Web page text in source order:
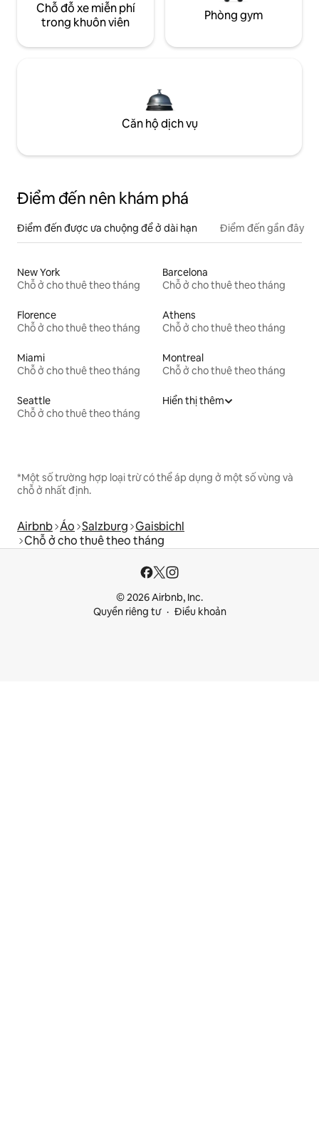
Chỗ đỗ xe miễn phí
trong khuôn viên
Phòng gym
Căn hộ dịch vụ
Điểm đến nên khám phá
Điểm đến được ưa chuộng để ở dài hạn Điểm đến gần đây
New York
Chỗ ở cho thuê theo tháng
Barcelona
Chỗ ở cho thuê theo tháng
Florence
Chỗ ở cho thuê theo tháng
Athens
Chỗ ở cho thuê theo tháng
Miami
Chỗ ở cho thuê theo tháng
Montreal
Chỗ ở cho thuê theo tháng
Seattle
Chỗ ở cho thuê theo tháng
Hiển thị thêm
*Một số trường hợp loại trừ có thể áp dụng ở một số vùng và
chỗ ở nhất định.
Airbnb Áo Salzburg Gaisbichl
Chỗ ở cho thuê theo tháng
© 2026 Airbnb, Inc.
Quyền riêng tư
Điều khoản